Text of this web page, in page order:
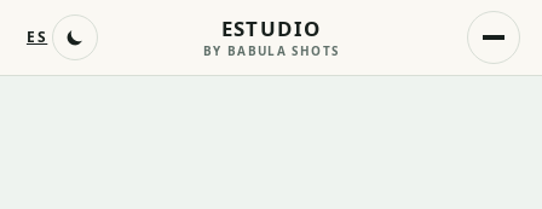
ES ESTUDIO
BY BABULA SHOTS